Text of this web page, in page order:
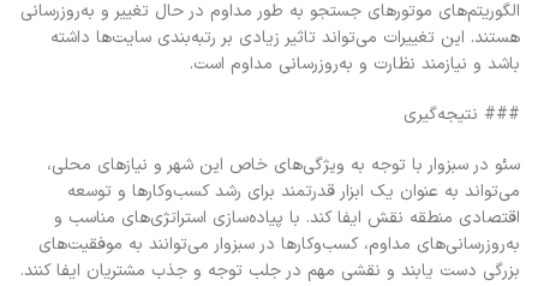
الگوریتم‌های موتورهای جستجو به طور مداوم در حال تغییر و به‌روزرسانی
هستند. این تغییرات می‌تواند تاثیر زیادی بر رتبه‌بندی سایت‌ها داشته
باشد و نیازمند نظارت و به‌روزرسانی مداوم است.
### نتیجه‌گیری
سئو در سبزوار با توجه به ویژگی‌های خاص این شهر و نیازهای محلی،
می‌تواند به عنوان یک ابزار قدرتمند برای رشد کسب‌وکارها و توسعه
اقتصادی منطقه نقش ایفا کند. با پیاده‌سازی استراتژی‌های مناسب و
به‌روزرسانی‌های مداوم، کسب‌وکارها در سبزوار می‌توانند به موفقیت‌های
بزرگی دست یابند و نقشی مهم در جلب توجه و جذب مشتریان ایفا کنند.